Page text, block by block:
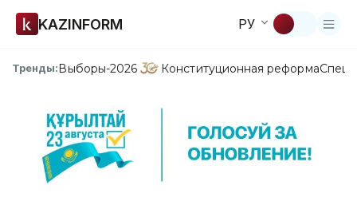
KAZINFORM РУ
Тренды:Выборы-2026 Конституционная реформа